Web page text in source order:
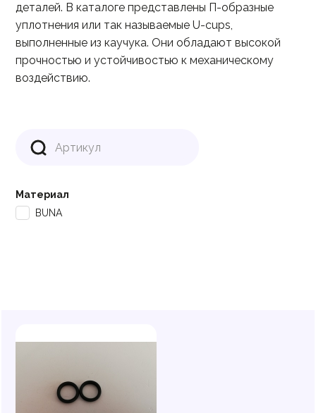
деталей. В каталоге представлены П-образные
уплотнения или так называемые U-cups,
выполненные из каучука. Они обладают высокой
прочностью и устойчивостью к механическому
воздействию.
Материал
BUNA